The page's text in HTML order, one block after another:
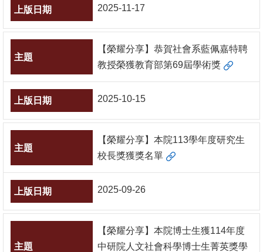
件
心
&
輔
捐
研
資
源
圖
2025-11-17
【榮耀分享】恭賀社會系藍佩嘉特聘
教授榮獲教育部第69屆學術獎
2025-10-15
【榮耀分享】本院113學年度研究生
校長獎獲獎名單
2025-09-26
【榮耀分享】本院博士生獲114年度
中研院人文社會科學博士生菁英獎學